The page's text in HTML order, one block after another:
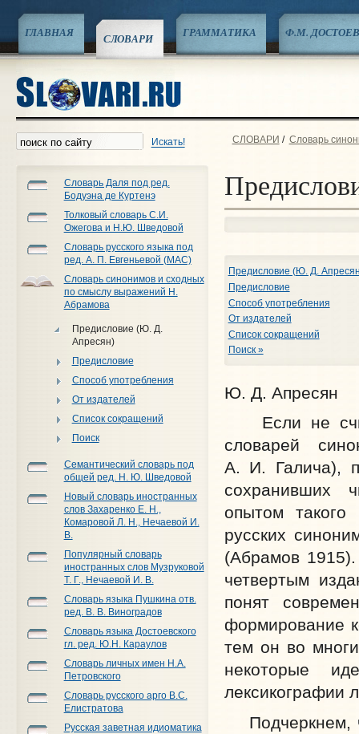
ГЛАВНАЯ СЛОВАРИ ГРАММАТИКА Ф.М.
Искать!
Словарь Даля под ред.
Бодуэна де Куртенэ
Толковый словарь С.И.
Ожегова и Н.Ю. Шведовой
Словарь русского языка под
ред. А. П. Евгеньевой (МАС)
Словарь синонимов и сходных
по смыслу выражений Н.
Абрамова
Предисловие (Ю. Д.
Апресян)
Предисловие
Способ употребления
От издателей
Список сокращений
Поиск
Семантический словарь под
общей ред. Н. Ю. Шведовой
Новый словарь иностранных
слов Захаренко Е. Н.,
Комаровой Л. Н., Нечаевой И.
В.
Популярный словарь
иностранных слов Музруковой
Т. Г., Нечаевой И. В.
Словарь языка Пушкина отв.
ред. В. В. Виноградов
Словарь языка Достоевского
гл. ред. Ю.Н. Караулов
Словарь личных имен Н.А.
Петровского
Словарь русского арго В.С.
Елистратова
Русская заветная идиоматика
СЛОВАРИ / Словарь
Предисловие (Ю. Д.
Предисловие
Способ употребления
От издателей
Список сокращений
Поиск »
Ю. Д. Апресян
Если не
словарей
А. И. Галича),
сохранивших
опытом
русских
(Абрамов
четвертым
понят
формирование
тем он во
некоторые
лексикографии
Подчеркнем,